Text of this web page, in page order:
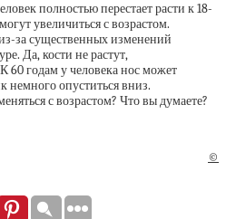
полностью перестает расти к 18-
увеличиться с возрастом.
за существенных изменений
Да, кости не растут,
60 годам у человека нос может
немного опуститься вниз.
с возрастом? Что вы думаете?
©